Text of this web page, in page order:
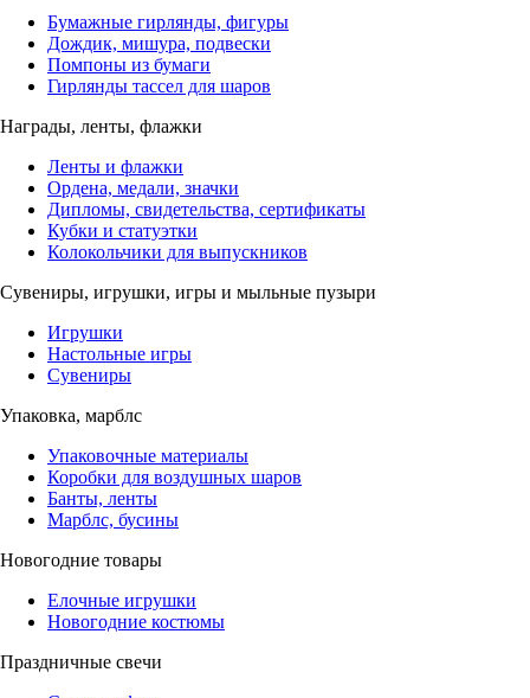
Бумажные гирлянды, фигуры
Дождик, мишура, подвески
Помпоны из бумаги
Гирлянды тассел для шаров
Награды, ленты, флажки
Ленты и флажки
Ордена, медали, значки
Дипломы, свидетельства, сертификаты
Кубки и статуэтки
Колокольчики для выпускников
Сувениры, игрушки, игры и мыльные пузыри
Игрушки
Настольные игры
Сувениры
Упаковка, марблс
Упаковочные материалы
Коробки для воздушных шаров
Банты, ленты
Марблс, бусины
Новогодние товары
Елочные игрушки
Новогодние костюмы
Праздничные свечи